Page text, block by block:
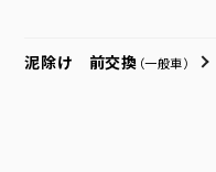
泥除け 前交換 （一般車）